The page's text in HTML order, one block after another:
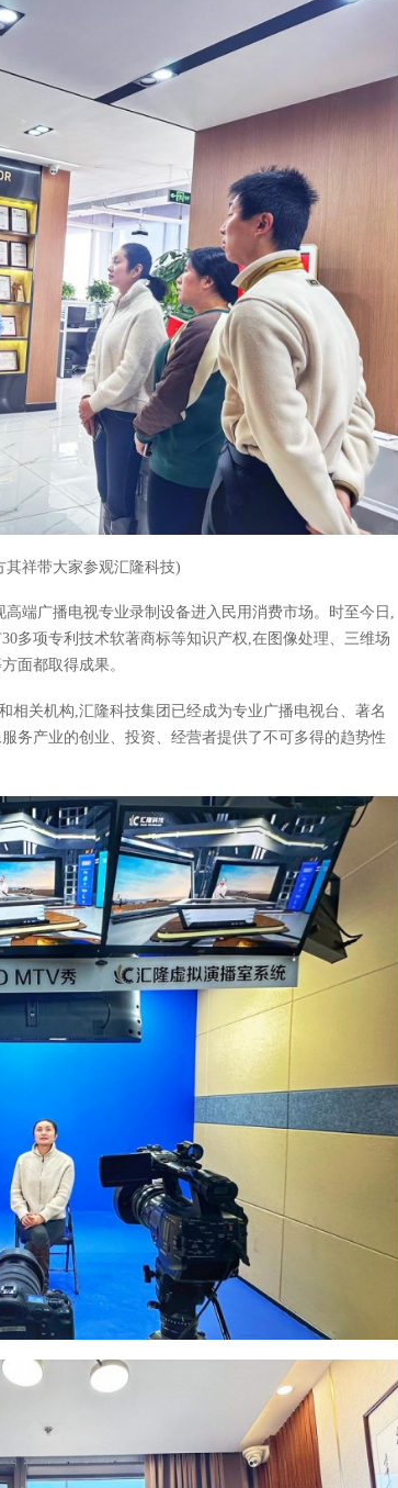
其祥带大家参观汇隆科技)
端广播电视专业录制设备进入民用消费市场。时至今日,
多项专利技术软著商标等知识产权,在图像处理、三维场
面都取得成果。
相关机构,汇隆科技集团已经成为专业广播电视台、著名
务产业的创业、投资、经营者提供了不可多得的趋势性